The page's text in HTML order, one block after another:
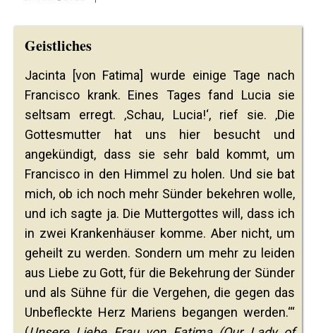
Geistliches
Jacinta [von Fatima] wurde einige Tage nach
Francisco krank. Eines Tages fand Lucia sie
seltsam erregt. ‚Schau, Lucia!‘, rief sie. ‚Die
Gottesmutter hat uns hier besucht und
angekündigt, dass sie sehr bald kommt, um
Francisco in den Himmel zu holen. Und sie bat
mich, ob ich noch mehr Sünder bekehren wolle,
und ich sagte ja. Die Muttergottes will, dass ich
in zwei Krankenhäuser komme. Aber nicht, um
geheilt zu werden. Sondern um mehr zu leiden
aus Liebe zu Gott, für die Bekehrung der Sünder
und als Sühne für die Vergehen, die gegen das
Unbefleckte Herz Mariens begangen werden.‘“